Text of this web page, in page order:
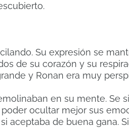
Su expresión se
de su corazón y su
y Ronan era muy
en su mente. Se
ocultar mejor sus
aceptaba de buena gana.